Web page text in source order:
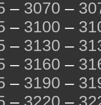
– 3070 –
– 3100 –
– 3130 –
– 3160 –
– 3190 –